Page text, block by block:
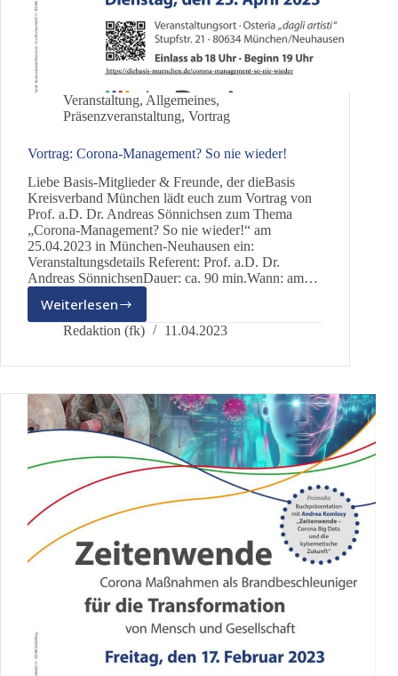
Veranstaltung, Allgemeines,
Präsenzveranstaltung, Vortrag
Vortrag: Corona-Management? So nie wieder!
Liebe Basis-Mitglieder & Freunde, der dieBasis
Kreisverband München lädt euch zum Vortrag von
Prof. a.D. Dr. Andreas Sönnichsen zum Thema
„Corona-Management? So nie wieder!“ am
25.04.2023 in München-Neuhausen ein:
Veranstaltungsdetails Referent: Prof. a.D. Dr.
Andreas SönnichsenDauer: ca. 90 min.Wann: am…
Weiterlesen
Vortrag:
Corona-
So
wieder!
Redaktion (fk) 11.04.2023